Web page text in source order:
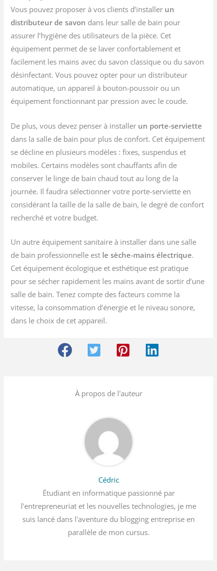
Vous pouvez proposer à vos clients d’installer un
distributeur de savon dans leur salle de bain pour
assurer l’hygiène des utilisateurs de la pièce. Cet
équipement permet de se laver confortablement et
facilement les mains avec du savon classique ou du savon
désinfectant. Vous pouvez opter pour un distributeur
automatique, un appareil à bouton-poussoir ou un
équipement fonctionnant par pression avec le coude.
De plus, vous devez penser à installer un porte-serviette
dans la salle de bain pour plus de confort. Cet équipement
se décline en plusieurs modèles : fixes, suspendus et
mobiles. Certains modèles sont chauffants afin de
conserver le linge de bain chaud tout au long de la
journée. Il faudra sélectionner votre porte-serviette en
considérant la taille de la salle de bain, le degré de confort
recherché et votre budget.
Un autre équipement sanitaire à installer dans une salle
de bain professionnelle est le sèche-mains électrique.
Cet équipement écologique et esthétique est pratique
pour se sécher rapidement les mains avant de sortir d’une
salle de bain. Tenez compte des facteurs comme la
vitesse, la consommation d’énergie et le niveau sonore,
dans le choix de cet appareil.
À propos de l'auteur
Cédric
Étudiant en informatique passionné par
l'entrepreneuriat et les nouvelles technologies, je me
suis lancé dans l'aventure du blogging entreprise en
parallèle de mon cursus.